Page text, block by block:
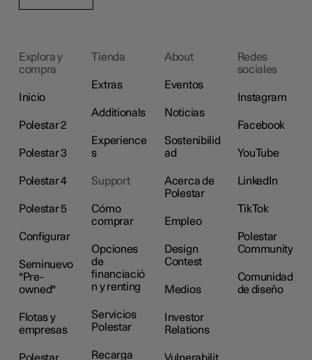
Explora y
compra
Inicio
Polestar 2
Polestar 3
Polestar 4
Polestar 5
Configurar
Seminuevo
"Pre-
owned"
Flotas y
empresas
Polestar
Tienda
Extras
Additionals
Experience
s
Support
Cómo
comprar
Opciones
de
financiació
n y renting
Servicios
Polestar
Recarga
About
Eventos
Noticias
Sostenibilid
ad
Acerca de
Polestar
Empleo
Design
Contest
Medios
Investor
Relations
Vulnerabilit
Redes
sociales
Instagram
Facebook
YouTube
LinkedIn
TikTok
Polestar
Community
Comunidad
de diseño